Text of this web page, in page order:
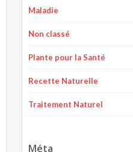
Maladie
Non classé
Plante pour la Santé
Recette Naturelle
Traitement Naturel
Méta